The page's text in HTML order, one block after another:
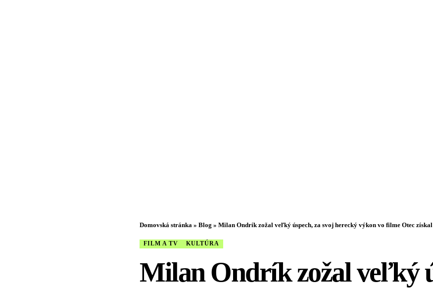
Domovská stránka » Blog » Milan Ondrík zožal veľký úspech, za svoj herecký výkon vo filme Otec
FILM A TV KULTÚRA
Milan Ondrík zožal veľký